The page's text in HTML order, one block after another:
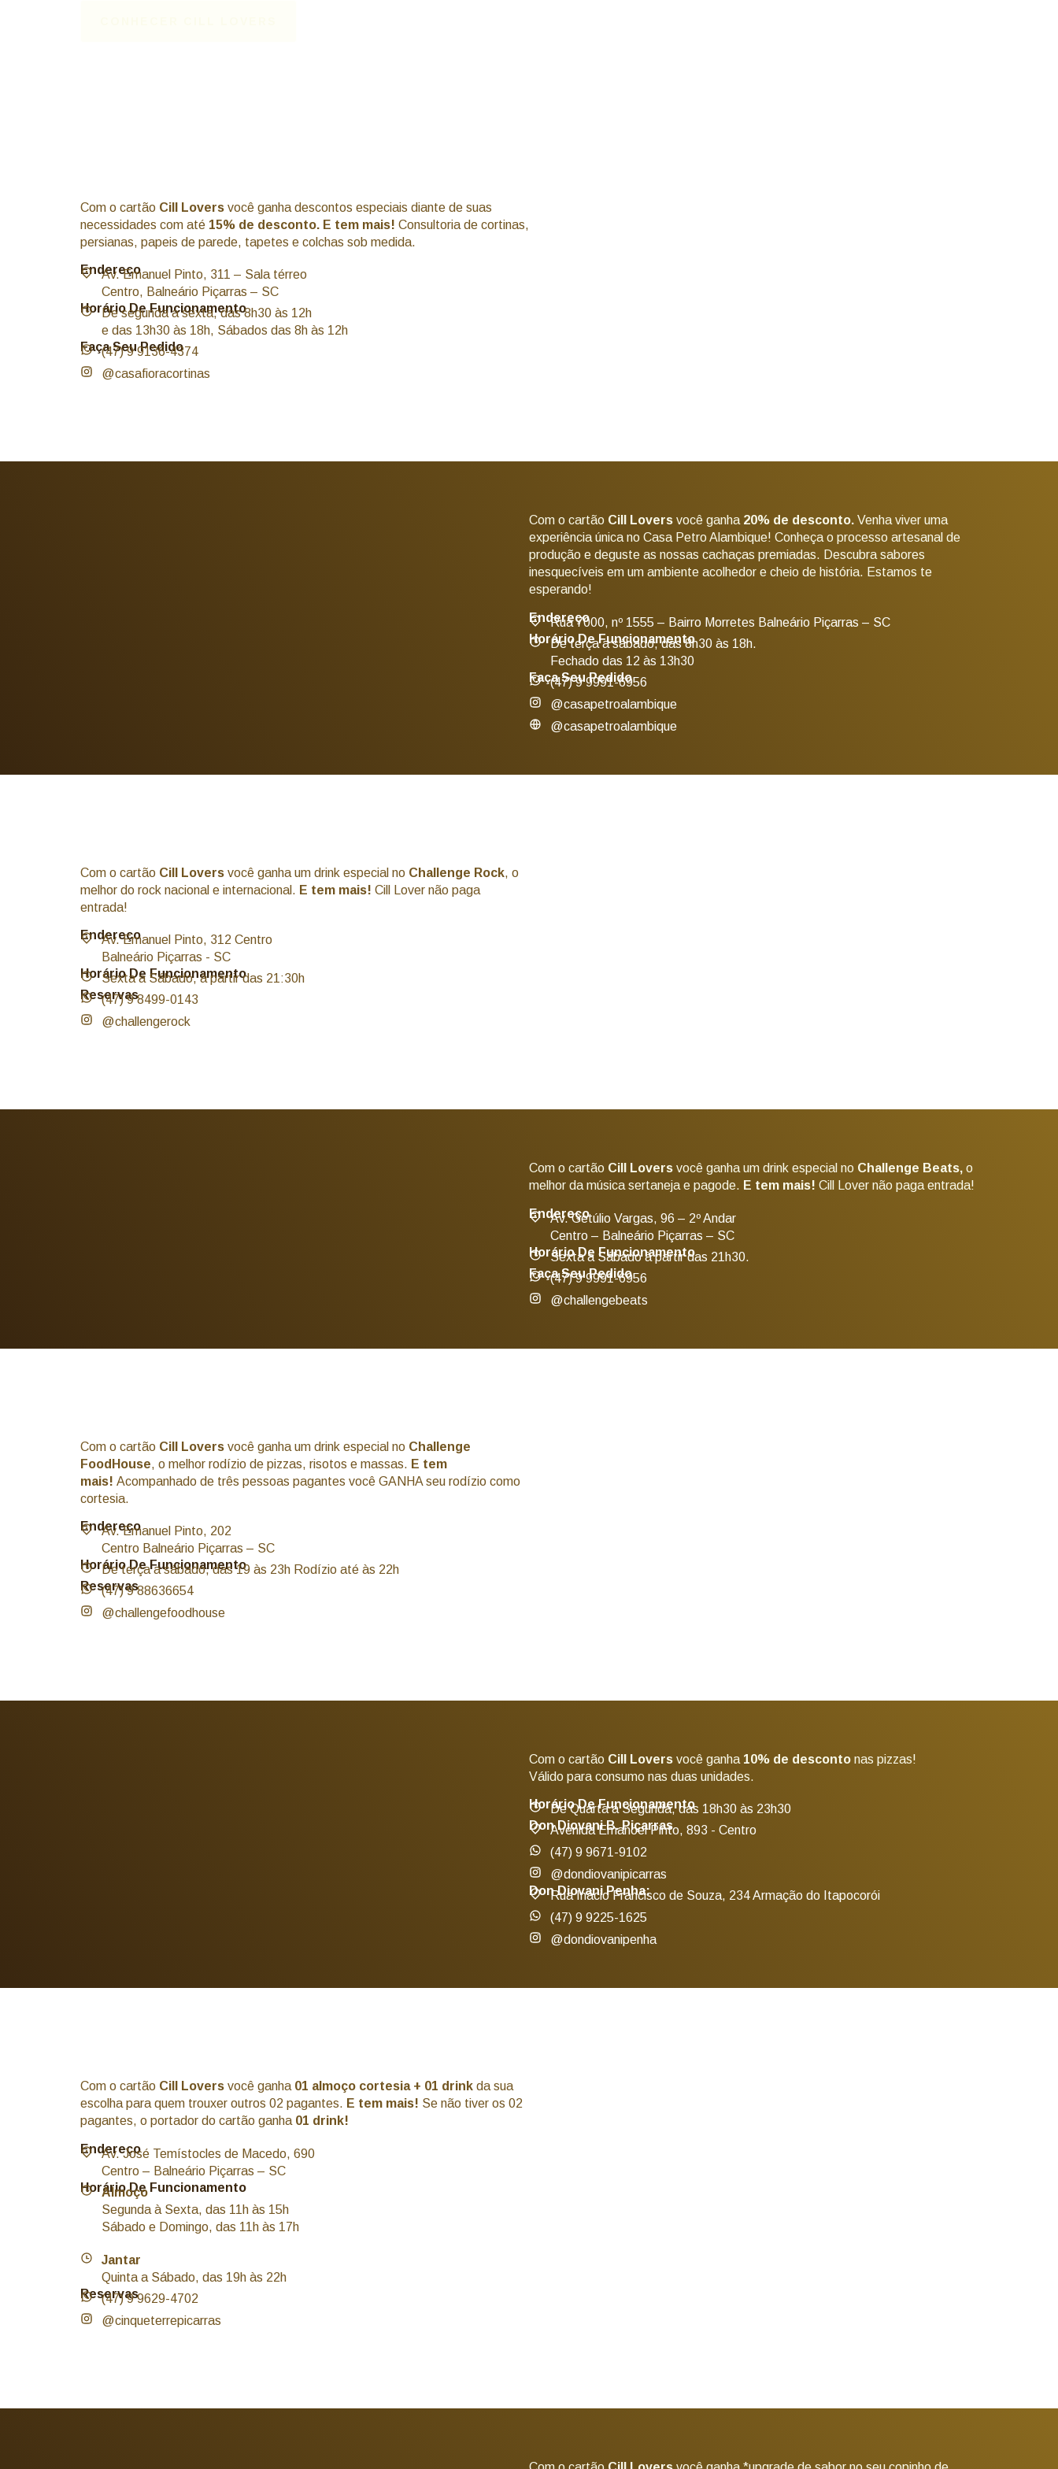
Com o cartão Cill Lovers você ganha descontos especiais diante de suas
necessidades com até 15% de desconto. E tem mais! Consultoria de cortinas,
persianas, papeis de parede, tapetes e colchas sob medida.
Endereço
Av. Emanuel Pinto, 311 – Sala térreo
Centro, Balneário Piçarras – SC
Horário De Funcionamento
De segunda a sexta, das 8h30 às 12h
e das 13h30 às 18h, Sábados das 8h às 12h
Faça Seu Pedido
(47) 9 9136-4374
@casafioracortinas
Com o cartão Cill Lovers você ganha 20% de desconto. Venha viver uma
experiência única no Casa Petro Alambique! Conheça o processo artesanal de
produção e deguste as nossas cachaças premiadas. Descubra sabores
inesquecíveis em um ambiente acolhedor e cheio de história. Estamos te
esperando!
Endereço
Rua 7000, nº 1555 – Bairro Morretes Balneário Piçarras – SC
Horário De Funcionamento
De terça a sábado, das 8h30 às 18h.
Fechado das 12 às 13h30
Faça Seu Pedido
(47) 9 9991-6956
@casapetroalambique
@casapetroalambique
Com o cartão Cill Lovers você ganha um drink especial no Challenge Rock, o
melhor do rock nacional e internacional. E tem mais! Cill Lover não paga
entrada!
Endereço
Av. Emanuel Pinto, 312 Centro
Balneário Piçarras - SC
Horário De Funcionamento
Sexta a Sábado, à partir das 21:30h
Reservas
(47) 9 8499-0143
@challengerock
Com o cartão Cill Lovers você ganha um drink especial no Challenge Beats, o
melhor da música sertaneja e pagode. E tem mais! Cill Lover não paga entrada!
Endereço
Av. Getúlio Vargas, 96 – 2º Andar
Centro – Balneário Piçarras – SC
Horário De Funcionamento
Sexta a Sábado à partir das 21h30.
Faça Seu Pedido
(47) 9 9991-6956
@challengebeats
Com o cartão Cill Lovers você ganha um drink especial no Challenge
FoodHouse, o melhor rodízio de pizzas, risotos e massas. E tem
mais! Acompanhado de três pessoas pagantes você GANHA seu rodízio como
cortesia.
Endereço
Av. Emanuel Pinto, 202
Centro Balneário Piçarras – SC
Horário De Funcionamento
De terça a sábado, das 19 às 23h Rodízio até às 22h
Reservas
(47) 9 88636654
@challengefoodhouse
Com o cartão Cill Lovers você ganha 10% de desconto nas pizzas!
Válido para consumo nas duas unidades.
Horário De Funcionamento
De Quarta a Segunda, das 18h30 às 23h30
Don Diovani B. Piçarras
Avenida Emanoel Pinto, 893 - Centro
(47) 9 9671-9102
@dondiovanipicarras
Don Diovani Penha:
Rua Inácio Francisco de Souza, 234 Armação do Itapocorói
(47) 9 9225-1625
@dondiovanipenha
Com o cartão Cill Lovers você ganha 01 almoço cortesia + 01 drink da sua
escolha para quem trouxer outros 02 pagantes. E tem mais! Se não tiver os 02
pagantes, o portador do cartão ganha 01 drink!
Endereço
Av. José Temístocles de Macedo, 690
Centro – Balneário Piçarras – SC
Horário De Funcionamento
Almoço
Segunda à Sexta, das 11h às 15h
Sábado e Domingo, das 11h às 17h
Jantar
Quinta a Sábado, das 19h às 22h
Reservas
(47) 9 9629-4702
@cinqueterrepicarras